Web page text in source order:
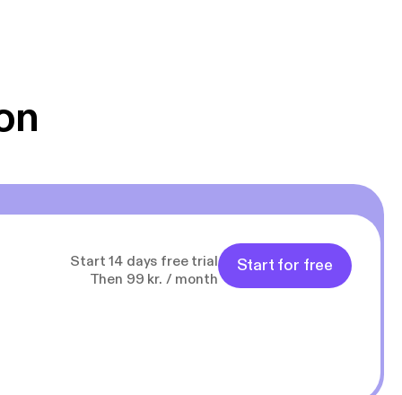
Start 14 days free trial
Then 99 kr. / month
Start for free